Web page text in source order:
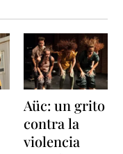
Aüc: un grito
contra la
violencia